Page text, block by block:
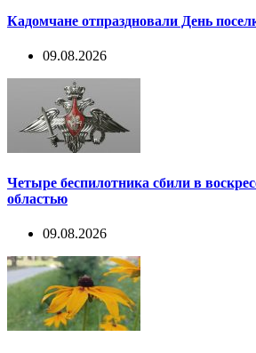
Кадомчане отпраздновали День
09.08.2026
Четыре беспилотника сбили в
областью
09.08.2026